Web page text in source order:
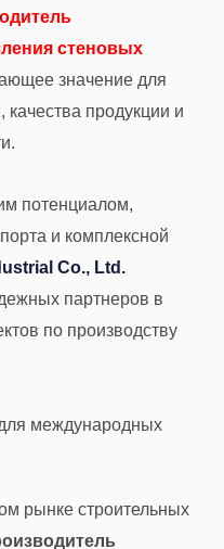
стеновых
значение для
продукции и
потенциалом,
и комплексной
Co., Ltd.
партнеров в
по производству
международных
рынке строительных